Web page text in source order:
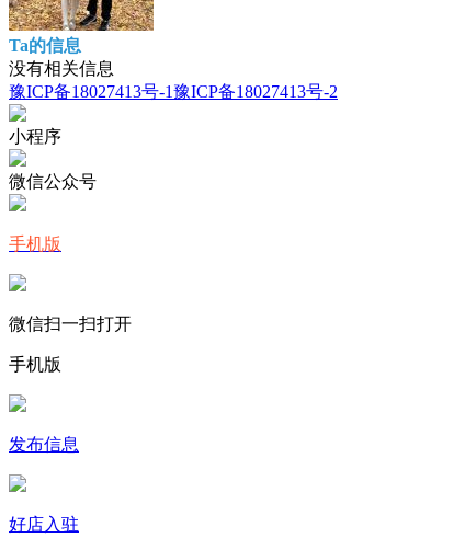
Ta的信息
没有相关信息
豫ICP备18027413号-1豫ICP备18027413号-2
小程序
微信公众号
手机版
微信扫一扫打开
手机版
发布信息
好店入驻